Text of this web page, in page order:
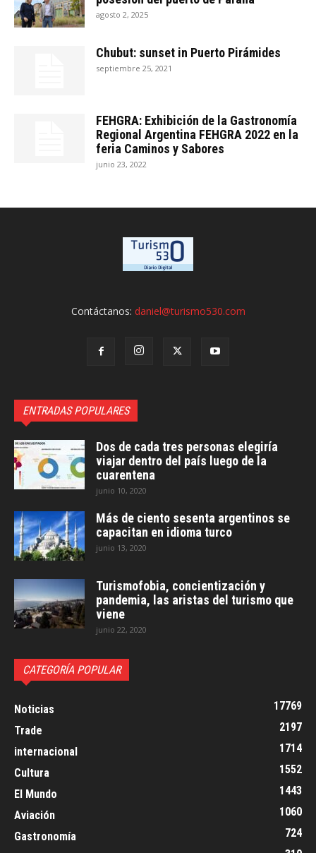
agosto 2, 2025
Chubut: sunset in Puerto Pirámides
septiembre 25, 2021
FEHGRA: Exhibición de la Gastronomía
Regional Argentina FEHGRA 2022 en la
feria Caminos y Sabores
junio 23, 2022
Contáctanos: daniel@turismo530.com
ENTRADAS POPULARES
Dos de cada tres personas elegiría
viajar dentro del país luego de la
cuarentena
junio 10, 2020
Más de ciento sesenta argentinos se
capacitan en idioma turco
junio 13, 2020
Turismofobia, concientización y
pandemia, las aristas del turismo que
viene
junio 22, 2020
CATEGORÍA POPULAR
Noticias
17769
Trade
2197
internacional
1714
Cultura
1552
El Mundo
1443
Aviación
1060
Gastronomía
724